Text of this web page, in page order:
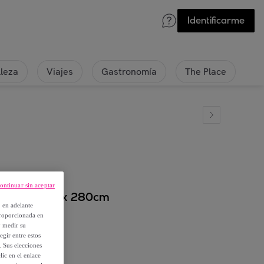
Identificarme
Viajes Gastronomía The Place
180 x 280cm
adelante
en
medir su
entre estos
elecciones
en el enlace
sin aceptar